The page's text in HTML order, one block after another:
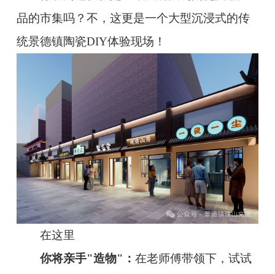
品的市集吗？不，这更是一个大型沉浸式的传
统景德镇陶瓷DIY体验现场！
在这里
你将亲手"造物"：在老师傅带领下，试试